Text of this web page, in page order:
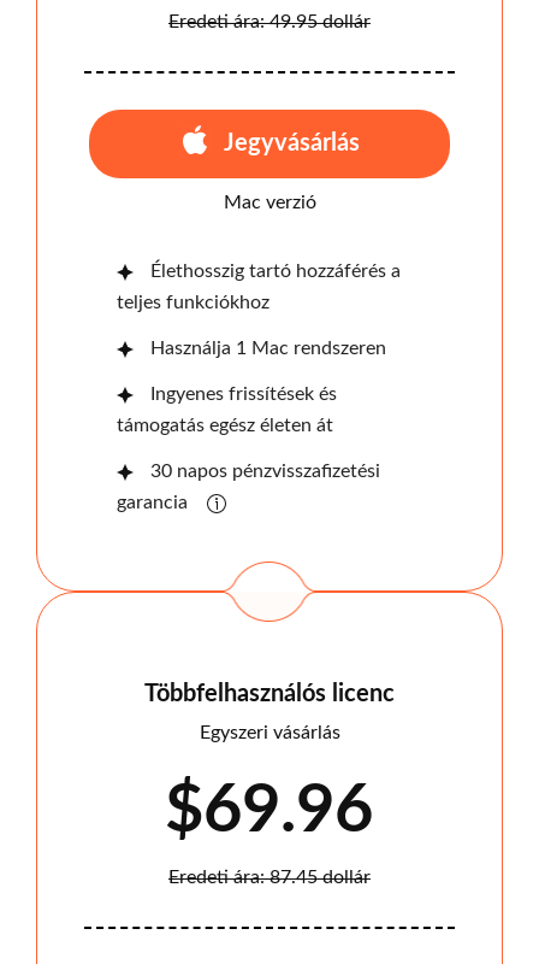
Eredeti ára: 49.95 dollár
Jegyvásárlás
Mac verzió
Élethosszig tartó hozzáférés a
teljes funkciókhoz
Használja 1 Mac rendszeren
Ingyenes frissítések és
támogatás egész életen át
30 napos pénzvisszafizetési
garancia
Többfelhasználós licenc
Egyszeri vásárlás
$69.96
Eredeti ára: 87.45 dollár